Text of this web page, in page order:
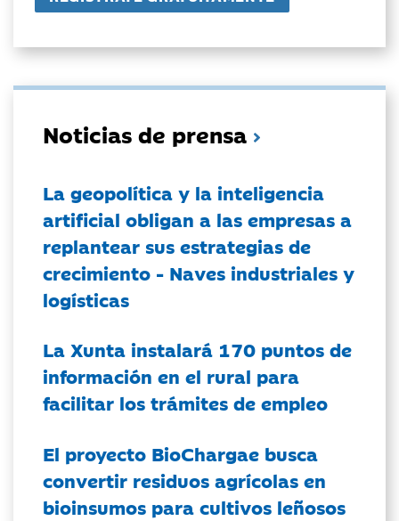
Noticias de prensa
La geopolítica y la inteligencia
artificial obligan a las empresas a
replantear sus estrategias de
crecimiento - Naves industriales y
logísticas
La Xunta instalará 170 puntos de
información en el rural para
facilitar los trámites de empleo
El proyecto BioChargae busca
convertir residuos agrícolas en
bioinsumos para cultivos leñosos